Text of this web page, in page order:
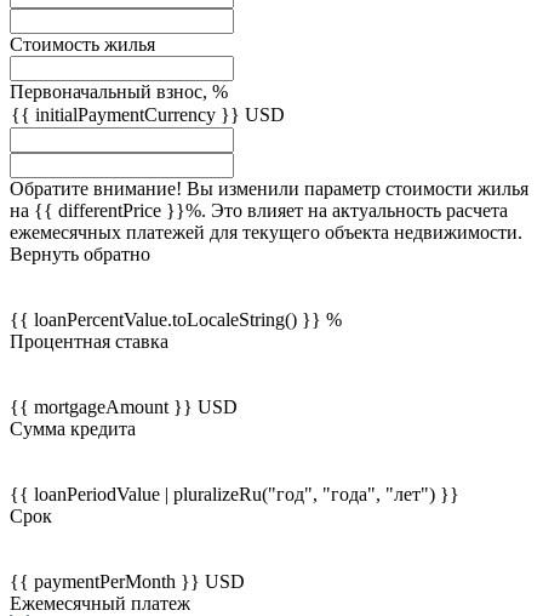
Стоимость жилья
Первоначальный взнос, %
{{ initialPaymentCurrency }} USD
Обратите внимание! Вы изменили параметр стоимости жилья
на {{ differentPrice }}%. Это влияет на актуальность расчета
ежемесячных платежей для текущего объекта недвижимости.
Вернуть обратно
{{ loanPercentValue.toLocaleString() }} %
Процентная ставка
{{ mortgageAmount }} USD
Сумма кредита
{{ loanPeriodValue | pluralizeRu("год", "года", "лет") }}
Срок
{{ paymentPerMonth }} USD
Ежемесячный платеж